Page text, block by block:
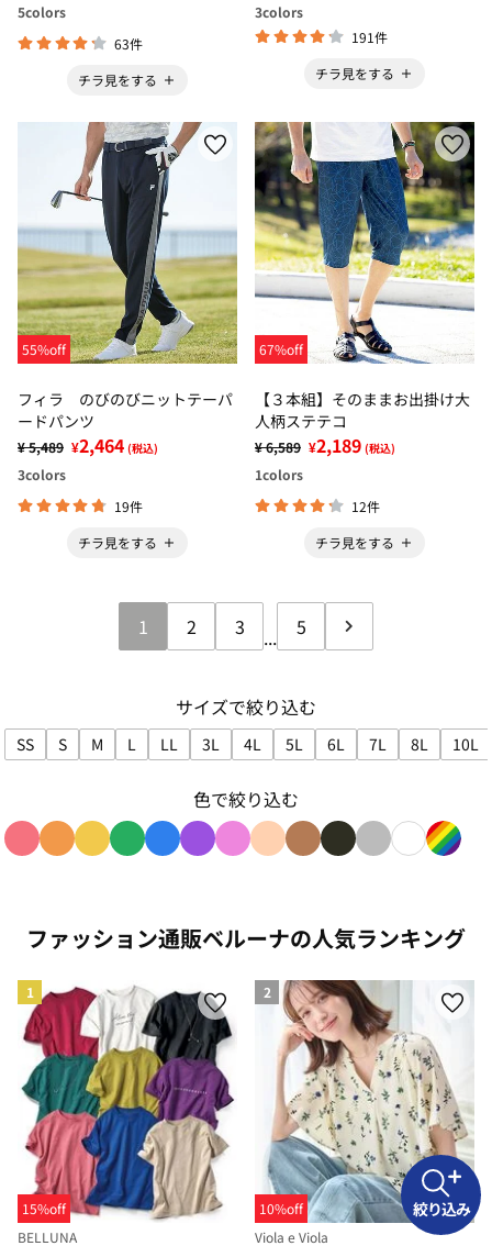
5colors
63件
チラ見をする
3colors
191件
チラ見をする
55%off
フィラ のびのびニットテーパ
ードパンツ
¥ 5,489 ¥2,464 (税込)
3colors
19件
チラ見をする
67%off
【３本組】そのままお出掛け大
人柄ステテコ
¥ 6,589 ¥2,189 (税込)
1colors
12件
チラ見をする
1 2 3 ... 5
サイズで絞り込む
SS
サイズで絞り込み: SS
S
サイズで絞り込み: S
M
サイズで絞り込み: M
L
サイズで絞り込み: L
LL
サイズで絞り込み: LL
3L
サイズで絞り込み: 3L
4L
サイズで絞り込み: 4L
5L
サイズで絞り込み: 5L
6L
サイズで絞り込み: 6L
7L
サイズで絞り込
8L
サイズで
10L
サ
色で絞り込む
ファッション通販ベルーナの人気ランキング
1
15%off
BELLUNA
2
10%off
Viola e Viola
絞り込み